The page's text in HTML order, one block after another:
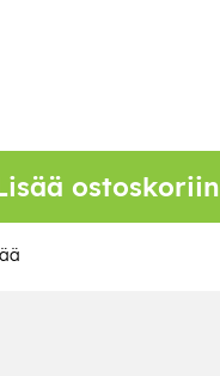
ostoskoriin